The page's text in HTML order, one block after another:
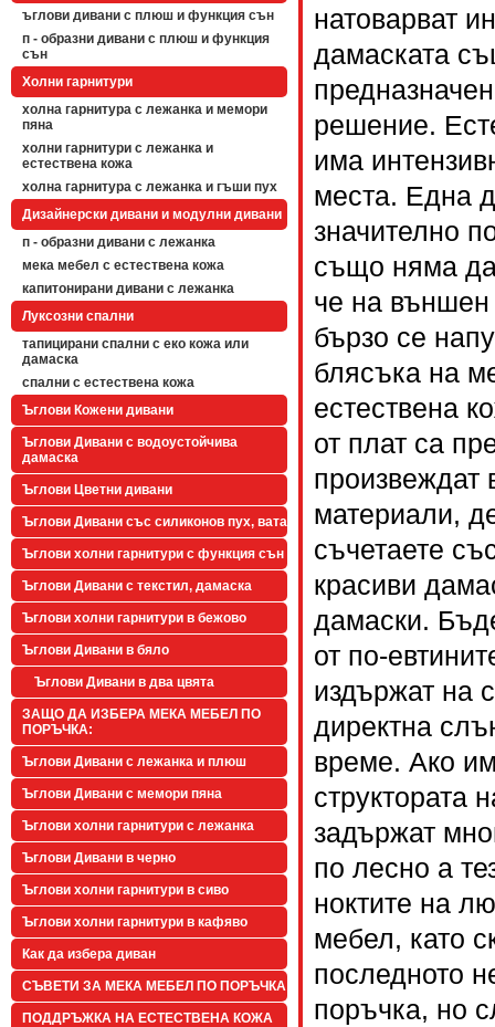
ъглови дивани с плюш и функция сън
п - образни дивани с плюш и функция
сън
Холни гарнитури
холна гарнитура с лежанка и мемори
пяна
холни гарнитури с лежанка и
естествена кожа
холна гарнитура с лежанка и гъши пух
Дизайнерски дивани и модулни дивани
п - образни дивани с лежанка
мека мебел с естествена кожа
капитонирани дивани с лежанка
Луксозни спални
тапицирани спални с еко кожа или
дамаска
спални с естествена кожа
Ъглови Кожени дивани
Ъглови Дивани с водоустойчива
дамаска
Ъглови Цветни дивани
Ъглови Дивани със силиконов пух, вата
Ъглови холни гарнитури с функция сън
Ъглови Дивани с текстил, дамаска
Ъглови холни гарнитури в бежово
Ъглови Дивани в бяло
Ъглови Дивани в два цвята
ЗАЩО ДА ИЗБЕРА МЕКА МЕБЕЛ ПО
ПОРЪЧКА:
Ъглови Дивани с лежанка и плюш
Ъглови Дивани с мемори пяна
Ъглови холни гарнитури с лежанка
Ъглови Дивани в черно
Ъглови холни гарнитури в сиво
Ъглови холни гарнитури в кафяво
Как да избера диван
СЪВЕТИ ЗА МЕКА МЕБЕЛ ПО ПОРЪЧКА
ПОДДРЪЖКА НА ЕСТЕСТВЕНА КОЖА
натоварват
дамаската
решение.
има
места. Една
значително
също няма да
че на външен
бързо се
блясъка на
естествена
от плат са
произвеждат
материали,
съчетаете
красиви
дамаски.
от по-
издържат на
директна
време. Ако
структората
задържат
по лесно а
ноктите на
мебел, като
последното
поръчка, но